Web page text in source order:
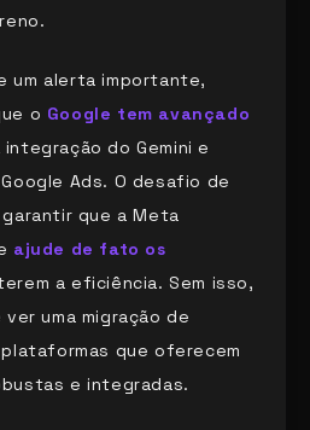
um alerta importante,
o Google tem avançado
integração do Gemini e
Ads. O desafio de
que a Meta
ajude de fato os
a eficiência. Sem isso,
uma migração de
que oferecem
e integradas.